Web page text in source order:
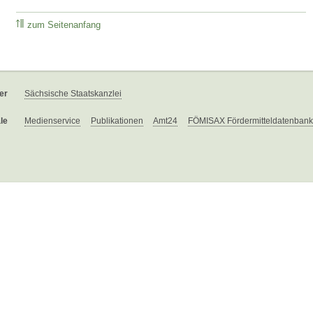
zum Seitenanfang
Sächsische Staatskanzlei
Medienservice Publikationen Amt24 FÖMISAX Fördermitteldatenbank